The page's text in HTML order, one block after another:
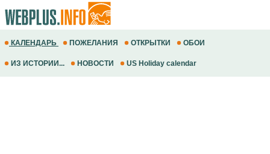
КАЛЕНДАРЬ ПОЖЕЛАНИЯ ОТКРЫТКИ ОБОИ
ИЗ ИСТОРИИ... НОВОСТИ US Holiday calendar